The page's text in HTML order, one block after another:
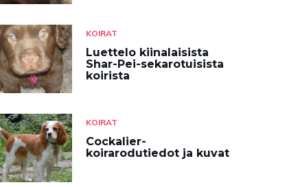
KOIRAT
Luettelo kiinalaisista
Shar-Pei-sekarotuisista
koirista
KOIRAT
Cockalier-
koirarodutiedot ja kuvat